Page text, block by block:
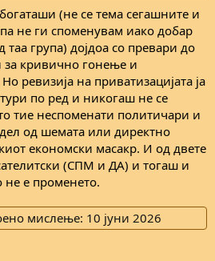
(не се тема сегашните и
не ги споменувам иако добар
група) дојдоа со превари до
за кривично гонење и
ревизија на приватизацијата ја
по ред и никогаш не се
тие неспоменати политичари и
од шемата или директно
економски масакр. И од двете
(СПМ и ДА) и тогаш и
не е променето.
мислење: 10 јуни 2026